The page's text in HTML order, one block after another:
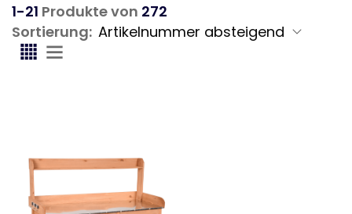
1-21 Produkte von 272
Sortierung: